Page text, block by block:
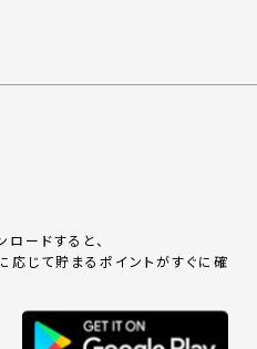
ードすると、
じて貯まるポイントがすぐに確